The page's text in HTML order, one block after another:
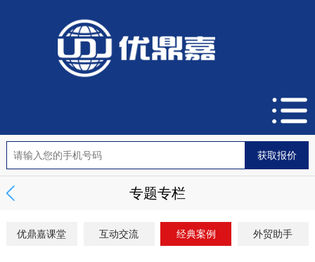
专题专栏
优鼎嘉课堂 互动交流 经典案例 外贸助手